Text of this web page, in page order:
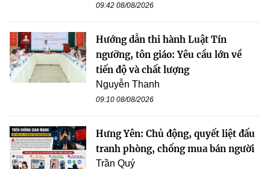
09:42 08/08/2026
Hướng dẫn thi hành Luật Tín
ngưỡng, tôn giáo: Yêu cầu lớn về
tiến độ và chất lượng
Nguyễn Thanh
09:10 08/08/2026
Hưng Yên: Chủ động, quyết liệt đấu
tranh phòng, chống mua bán người
Trần Quý